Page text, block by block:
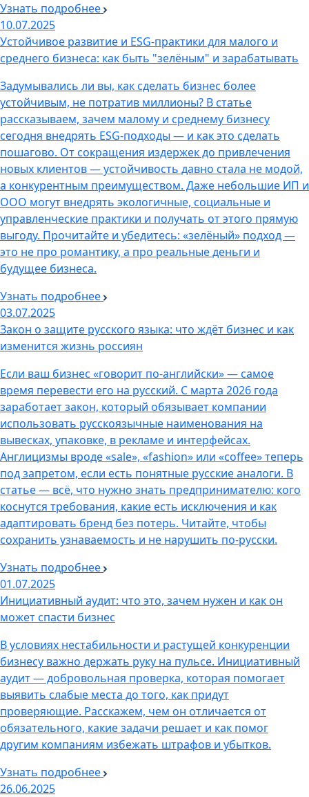
Узнать подробнее
10.07.2025
Устойчивое развитие и ESG-практики для малого и
среднего бизнеса: как быть "зелёным" и зарабатывать
Задумывались ли вы, как сделать бизнес более
устойчивым, не потратив миллионы? В статье
рассказываем, зачем малому и среднему бизнесу
сегодня внедрять ESG-подходы — и как это сделать
пошагово. От сокращения издержек до привлечения
новых клиентов — устойчивость давно стала не модой,
а конкурентным преимуществом. Даже небольшие ИП и
ООО могут внедрять экологичные, социальные и
управленческие практики и получать от этого прямую
выгоду. Прочитайте и убедитесь: «зелёный» подход —
это не про романтику, а про реальные деньги и
будущее бизнеса.
Узнать подробнее
03.07.2025
Закон о защите русского языка: что ждёт бизнес и как
изменится жизнь россиян
Если ваш бизнес «говорит по-английски» — самое
время перевести его на русский. С марта 2026 года
заработает закон, который обязывает компании
использовать русскоязычные наименования на
вывесках, упаковке, в рекламе и интерфейсах.
Англицизмы вроде «sale», «fashion» или «coffee» теперь
под запретом, если есть понятные русские аналоги. В
статье — всё, что нужно знать предпринимателю: кого
коснутся требования, какие есть исключения и как
адаптировать бренд без потерь. Читайте, чтобы
сохранить узнаваемость и не нарушить по-русски.
Узнать подробнее
01.07.2025
Инициативный аудит: что это, зачем нужен и как он
может спасти бизнес
В условиях нестабильности и растущей конкуренции
бизнесу важно держать руку на пульсе. Инициативный
аудит — добровольная проверка, которая помогает
выявить слабые места до того, как придут
проверяющие. Расскажем, чем он отличается от
обязательного, какие задачи решает и как помог
другим компаниям избежать штрафов и убытков.
Узнать подробнее
26.06.2025